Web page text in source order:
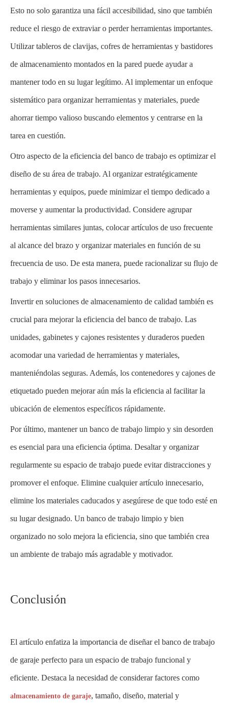
Esto no solo garantiza una fácil accesibilidad, sino que también
reduce el riesgo de extraviar o perder herramientas importantes.
Utilizar tableros de clavijas, cofres de herramientas y bastidores
de almacenamiento montados en la pared puede ayudar a
mantener todo en su lugar legítimo. Al implementar un enfoque
sistemático para organizar herramientas y materiales, puede
ahorrar tiempo valioso buscando elementos y centrarse en la
tarea en cuestión.
Otro aspecto de la eficiencia del banco de trabajo es optimizar el
diseño de su área de trabajo. Al organizar estratégicamente
herramientas y equipos, puede minimizar el tiempo dedicado a
moverse y aumentar la productividad. Considere agrupar
herramientas similares juntas, colocar artículos de uso frecuente
al alcance del brazo y organizar materiales en función de su
frecuencia de uso. De esta manera, puede racionalizar su flujo de
trabajo y eliminar los pasos innecesarios.
Invertir en soluciones de almacenamiento de calidad también es
crucial para mejorar la eficiencia del banco de trabajo. Las
unidades, gabinetes y cajones resistentes y duraderos pueden
acomodar una variedad de herramientas y materiales,
manteniéndolas seguras. Además, los contenedores y cajones de
etiquetado pueden mejorar aún más la eficiencia al facilitar la
ubicación de elementos específicos rápidamente.
Por último, mantener un banco de trabajo limpio y sin desorden
es esencial para una eficiencia óptima. Desaltar y organizar
regularmente su espacio de trabajo puede evitar distracciones y
promover el enfoque. Elimine cualquier artículo innecesario,
elimine los materiales caducados y asegúrese de que todo esté en
su lugar designado. Un banco de trabajo limpio y bien
organizado no solo mejora la eficiencia, sino que también crea
un ambiente de trabajo más agradable y motivador.
Conclusión
El artículo enfatiza la importancia de diseñar el banco de trabajo
de garaje perfecto para un espacio de trabajo funcional y
eficiente. Destaca la necesidad de considerar factores como
almacenamiento de garaje, tamaño, diseño, material y